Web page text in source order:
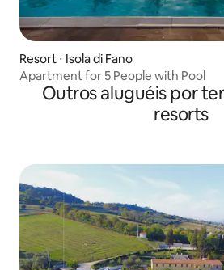
Resort ⋅ Isola di Fano
Apartment for 5 People with Pool
Outros aluguéis por
resorts